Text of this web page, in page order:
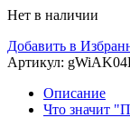
Нет в наличии
Добавить в
Артикул:
Описание
Что значит